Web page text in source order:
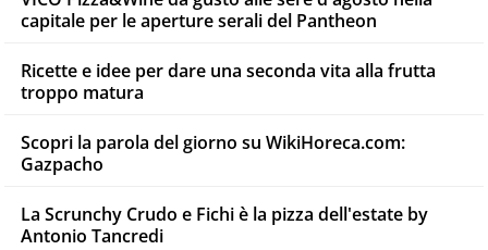
capitale per le aperture serali del Pantheon
Ricette e idee per dare una seconda vita alla frutta
troppo matura
Scopri la parola del giorno su WikiHoreca.com:
Gazpacho
La Scrunchy Crudo e Fichi è la pizza dell'estate by
Antonio Tancredi